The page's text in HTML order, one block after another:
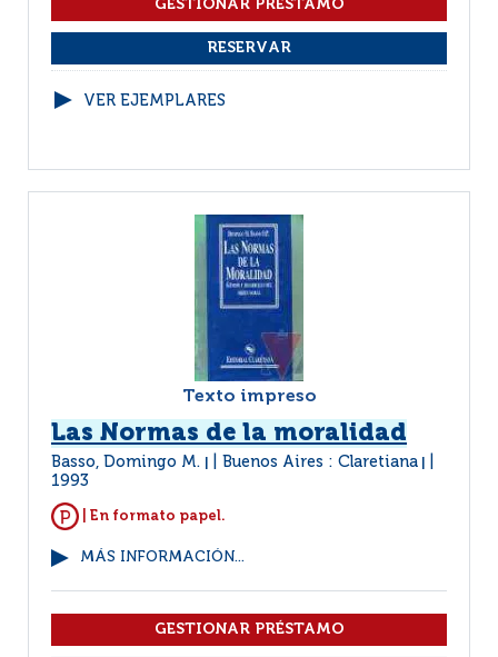
VER EJEMPLARES
Texto impreso
Las Normas de la moralidad
Basso, Domingo M. Buenos Aires : Claretiana
1993
| En formato papel.
MÁS INFORMACIÓN...